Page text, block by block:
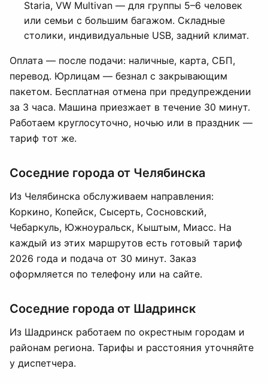
Staria, VW Multivan — для группы 5–6 человек
или семьи с большим багажом. Складные
столики, индивидуальные USB, задний климат.
Оплата — после подачи: наличные, карта, СБП,
перевод. Юрлицам — безнал с закрывающим
пакетом. Бесплатная отмена при предупреждении
за 3 часа. Машина приезжает в течение 30 минут.
Работаем круглосуточно, ночью или в праздник —
тариф тот же.
Соседние города от Челябинска
Из Челябинска обслуживаем направления:
Коркино, Копейск, Сысерть, Сосновский,
Чебаркуль, Южноуральск, Кыштым, Миасс. На
каждый из этих маршрутов есть готовый тариф
2026 года и подача от 30 минут. Заказ
оформляется по телефону или на сайте.
Соседние города от Шадринск
Из Шадринск работаем по окрестным городам и
районам региона. Тарифы и расстояния уточняйте
у диспетчера.